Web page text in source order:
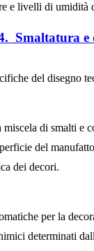
e livelli di umidità
e
del disegno
miscela di smalti e
del
dei decori.
per la
determinati